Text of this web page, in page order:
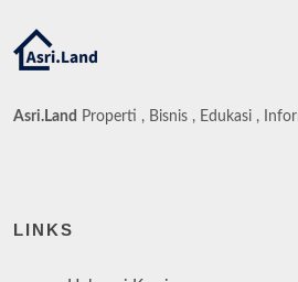
Asri.Land Properti , Bisnis , Edukasi ,
LINKS